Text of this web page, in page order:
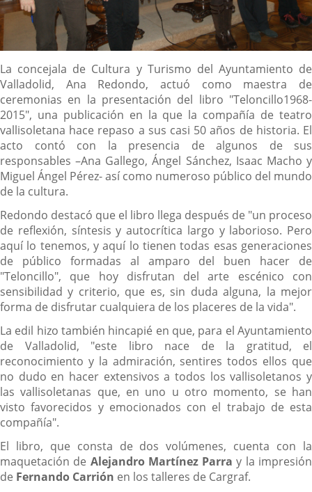
Descripción
La concejala de Cultura y Turismo del Ayuntamiento de
Valladolid, Ana Redondo, actuó como maestra de
ceremonias en la presentación del libro "Teloncillo1968-
2015", una publicación en la que la compañía de teatro
vallisoletana hace repaso a sus casi 50 años de historia. El
acto contó con la presencia de algunos de sus
responsables –Ana Gallego, Ángel Sánchez, Isaac Macho y
Miguel Ángel Pérez- así como numeroso público del mundo
de la cultura.
Redondo destacó que el libro llega después de "un proceso
de reflexión, síntesis y autocrítica largo y laborioso. Pero
aquí lo tenemos, y aquí lo tienen todas esas generaciones
de público formadas al amparo del buen hacer de
"Teloncillo", que hoy disfrutan del arte escénico con
sensibilidad y criterio, que es, sin duda alguna, la mejor
forma de disfrutar cualquiera de los placeres de la vida".
La edil hizo también hincapié en que, para el Ayuntamiento
de Valladolid, "este libro nace de la gratitud, el
reconocimiento y la admiración, sentires todos ellos que
no dudo en hacer extensivos a todos los vallisoletanos y
las vallisoletanas que, en uno u otro momento, se han
visto favorecidos y emocionados con el trabajo de esta
compañía".
El libro, que consta de dos volúmenes, cuenta con la
maquetación de Alejandro Martínez Parra y la impresión
de Fernando Carrión en los talleres de Cargraf.